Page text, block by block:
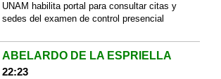
UNAM habilita portal para consultar citas y
sedes del examen de control presencial
ABELARDO DE LA ESPRIELLA
22:23